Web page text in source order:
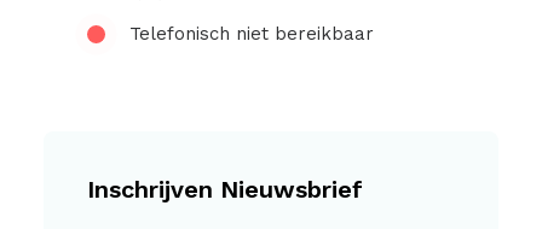
Telefonisch niet bereikbaar
Inschrijven Nieuwsbrief